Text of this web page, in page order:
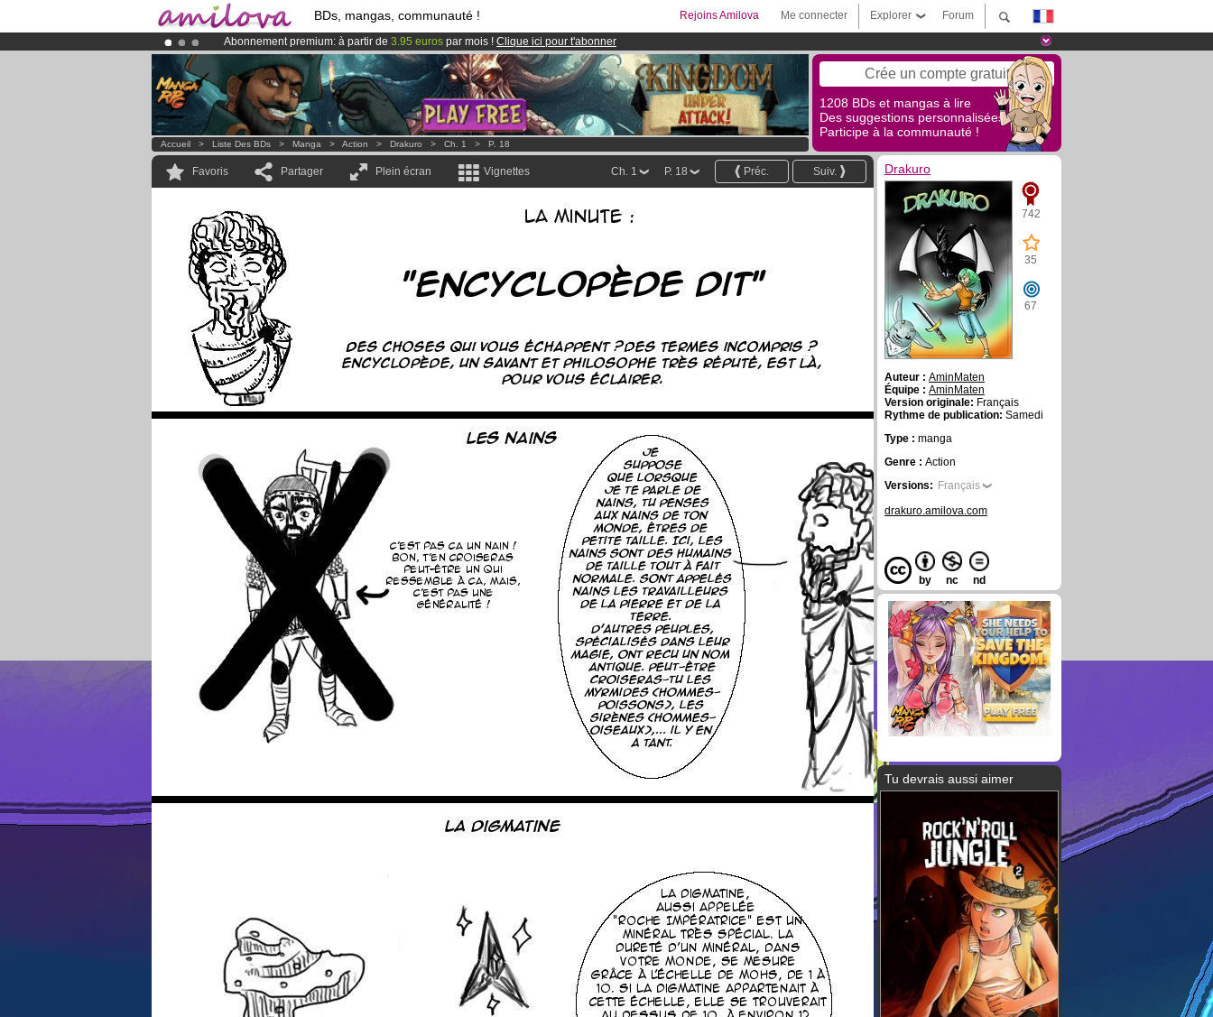
BDs, mangas, communauté ! Forum
Explorer
Me connecter
Rejoins Amilova
Abonnement premium: à partir de 3.95 euros par mois ! Clique ici pour t'abonner
Déjà 100000membreset 1000BDs & Mangas!
LeKickstarter Amilova est désormais lancé Crée un compte gratuit
1208 BDs et mangas à lire
Des suggestions personnalisées !
Participe à la communauté !
Accueil > Liste Des BDs > Manga > Action > Drakuro > Ch. 1 > P. 18
Favoris Partager Plein écran Vignettes Suiv.
Préc.
P. 18
Ch. 1 Drakuro
742
35
67
Auteur : AminMaten
Équipe : AminMaten
Version originale: Français
Rythme de publication: Samedi
Type : manga
Genre : Action
Versions: Français
drakuro.amilova.com
by nc nd
Tu devrais aussi aimer